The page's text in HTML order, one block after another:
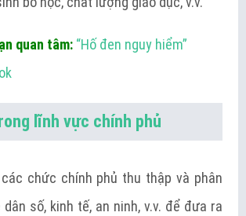
quan tâm: “Hố đen nguy hiểm”
lĩnh vực chính phủ
chức chính phủ thu thập và phân
số, kinh tế, an ninh, v.v. để đưa ra